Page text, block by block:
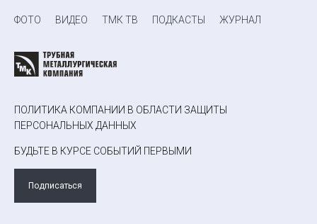
ФОТО ВИДЕО ТМК ТВ ПОДКАСТЫ ЖУРНАЛ
ПОЛИТИКА КОМПАНИИ В ОБЛАСТИ ЗАЩИТЫ
ПЕРСОНАЛЬНЫХ ДАННЫХ
БУДЬТЕ В КУРСЕ СОБЫТИЙ ПЕРВЫМИ
Подписаться